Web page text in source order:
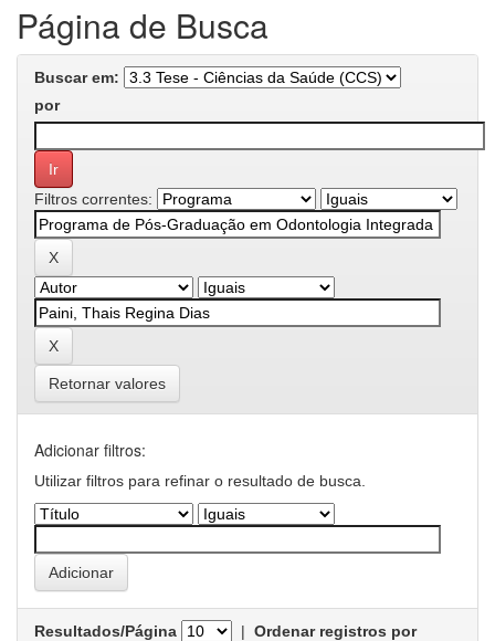
Página de Busca
Buscar em:
por
Filtros correntes:
Retornar valores
Adicionar filtros:
Utilizar filtros para refinar o resultado de busca.
Resultados/Página | Ordenar registros por